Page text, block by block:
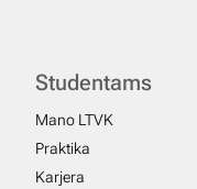
Studentams
Mano LTVK
Praktika
Karjera